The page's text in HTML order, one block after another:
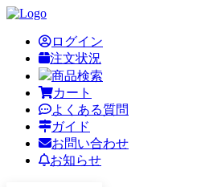
ログイン
注文状況
商品検索
カート
よくある質問
ガイド
お問い合わせ
お知らせ